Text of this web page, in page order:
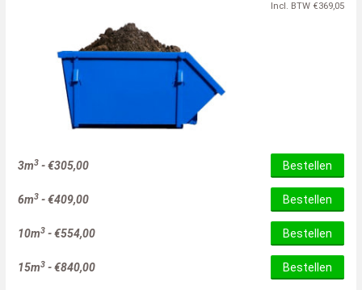
Incl. BTW €369,05
3m3 -€305,00 Bestellen
6m3 -€409,00 Bestellen
10m3 -€554,00 Bestellen
15m3 -€840,00 Bestellen